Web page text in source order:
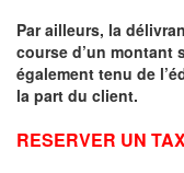
Par ailleurs, la
course d’un montant
également tenu de
la part du client.
RESERVER UN